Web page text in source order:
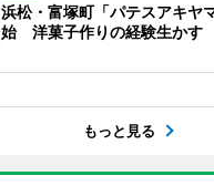
浜松・富塚町「パテスアキヤ
始 洋菓子作りの経験生かす
もっと見る